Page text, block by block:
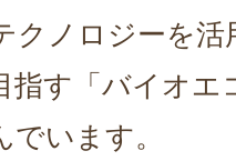
クノロジーを活
指す「バイオエ
います。